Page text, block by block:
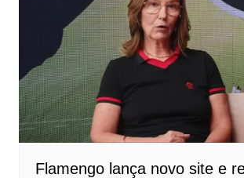
Flamengo lança novo site e